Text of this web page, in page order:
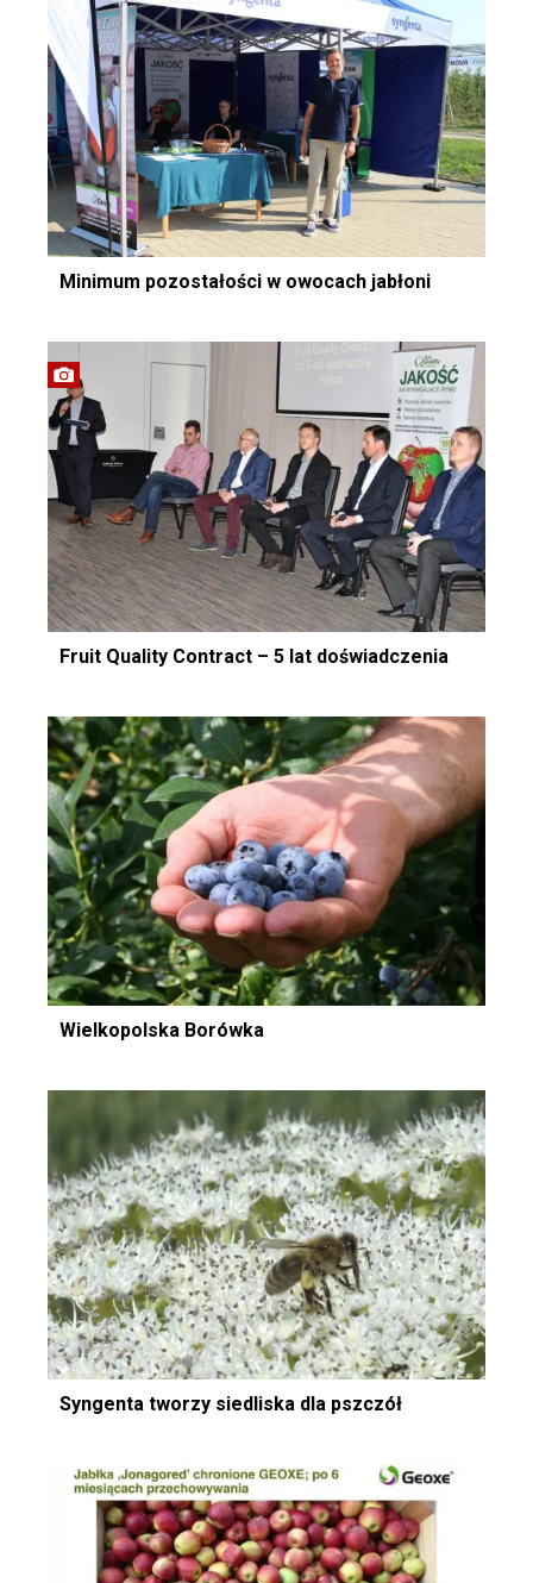
Minimum pozostałości w owocach jabłoni
Fruit Quality Contract – 5 lat doświadczenia
Wielkopolska Borówka
Syngenta tworzy siedliska dla pszczół